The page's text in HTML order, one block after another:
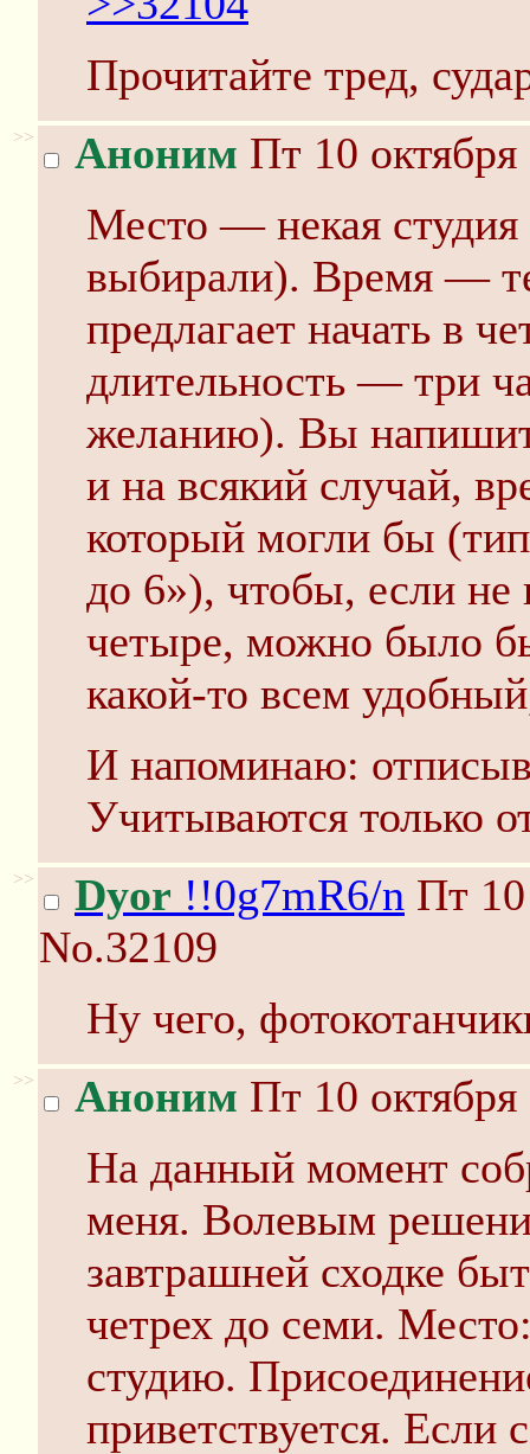
Прочитайте тред,
>> Аноним Пт 10
Место — некая
выбирали). Время —
предлагает начать в
длительность — три
желанию). Вы
и на всякий случай,
который могли бы
до 6»), чтобы, если не
четыре, можно было
какой-то всем
И напоминаю:
Учитываются только
>> Dyor !!0g7mR6/n Пт
No.32109
Ну чего,
>> Аноним Пт 10
На данный момент
меня. Волевым
завтрашней сходке
четрех до семи.
студию.
приветствуется. Если